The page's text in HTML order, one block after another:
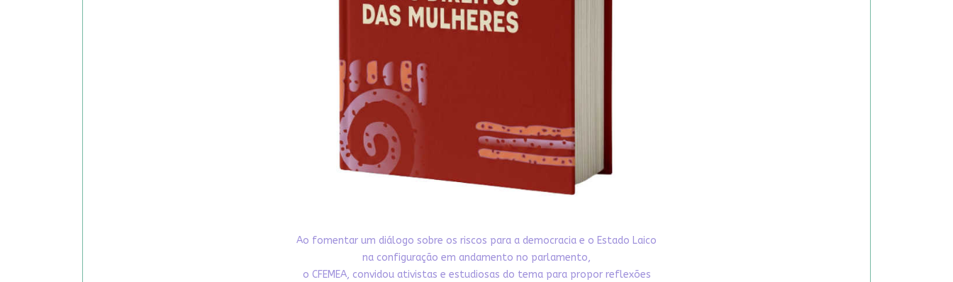
Ao fomentar um diálogo sobre os riscos para a democracia e o Estado Laico
na configuração em andamento no parlamento,
o CFEMEA, convidou ativistas e estudiosas do tema para propor reflexões